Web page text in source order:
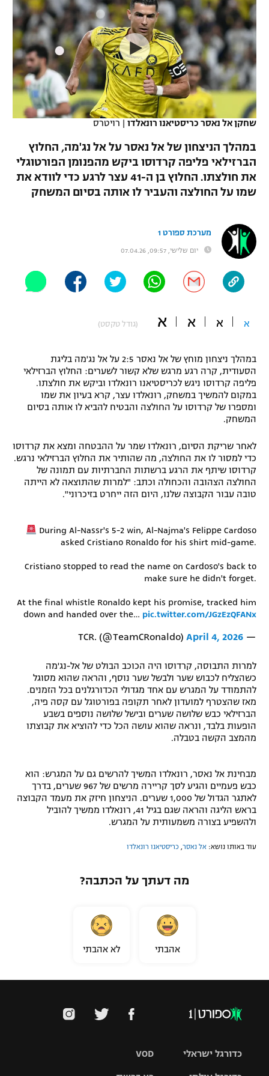
VOD
רץ ברשת
תוצאות
לוח שידורים
"מעל הליגה" – פודקאסט
"מחצית בשכונה" – פודקאסט
משתתפים וזוכים בפרסים
תקנון משתתפים וזוכים בפרסים
תקנון עבור פעילות אלקטרה
תקנון עבור פעילות ספורט 1 – "מרלן"
טניס
גיימינג E-Sports
תנאי שימוש
מדיניות פרטיות
תקנון פעילות ספורט 1
הצטרפות לחבילת הערוצים
לוח דרושים – ג'ובנט
תגיות
המגזין
נבחרת ישראל
מכבי חיפה
בית"ר ירושלים
מכבי תל אביב
הפועל תל אביב
הפועל חיפה
הפועל באר שבע
בני יהודה
ליגה ספרדית
ליגה איטלקית
ליגה צרפתית
ליגה הולנדית
ליגה טורקית
ליגה סינית
ליגות נוספות
כדורסל נשים
מכבי תל אביב
הפועל חולון
הפועל ירושלים
דני אבדיה
יורוליג
יורוקאפ
טניס
כדוריד
כדורעף
שחייה
ג'ודו
אגרוף
UFC
אופניים
ספורט מוטורי
פוטבול אמריקאי NFL
בייסבול MLB
אומנויות לחימה
גיימינג E-Sports
שחקן אל נאסר כריסטיאנו רונאלדו | רויטרס
במהלך הניצחון של אל נאסר על אל נג'מה, החלוץ
הברזילאי פליפה קרדוסו ביקש מהפנומן הפורטוגלי
את חולצתו. החלוץ בן ה-41 עצר לרגע כדי לוודא את
שמו על החולצה והעביר לו אותה בסיום המשחק
מערכת ספורט 1
יום שלישי, 09:57, 07.04.26
א א א א (גודל טקסט)
במהלך ניצחון מוחץ של אל נאסר 2:5 על אל נג'מה בליגת
הסעודית, קרה רגע מרגש שלא קשור לשערים: החלוץ הברזילאי
פליפה קרדוסו ניגש לכריסטיאנו רונאלדו וביקש את חולצתו.
במקום להמשיך במשחק, רונאלדו עצר, קרא בעיון את שמו
ומספרו של קרדוסו על החולצה והבטיח להביא לו אותה בסיום
המשחק.
לאחר שריקת הסיום, רונאלדו שמר על ההבטחה ומצא את קרדוסו
כדי למסור לו את החולצה, מה שהותיר את החלוץ הברזילאי נרגש.
קרדוסו שיתף את הרגע ברשתות החברתיות עם תמונה של
החולצה הצהובה והכחולה וכתב: "למרות שהתוצאה לא הייתה
טובה עבור הקבוצה שלנו, היום הזה ייחרט בזיכרוני".
During Al-Nassr's 5-2 win, Al-Najma's Felippe Cardoso
asked Cristiano Ronaldo for his shirt mid-game.
​Cristiano stopped to read the name on Cardoso's back to
make sure he didn't forget.
At the final whistle Ronaldo kept his promise, tracked him
down and handed over the… pic.twitter.com/JGzEzQFANx
— TCR. (@TeamCRonaldo)
April 4, 2026
למרות התבוסה, קרדוסו היה הכוכב הבולט של אל-נג'מה
כשהצליח לכבוש שער ולבשל שער נוסף, והראה שהוא מסוגל
להתמודד על המגרש עם אחד מגדולי הכדורגלנים בכל הזמנים.
מאז שהצטרף למועדון לאחר תקופה בפורטוגל עם קסה פיה,
הברזילאי כבש שלושה שערים ובישל שלושה נוספים בשבע
הופעות בלבד, ונראה שהוא עושה הכל כדי להוציא את קבוצתו
מהמצב הקשה בטבלה.
מבחינת אל נאסר, רונאלדו המשיך להרשים גם על המגרש: הוא
כבש פעמיים והגיע לסך קריירה מרשים של 967 שערים, בדרך
לאתגר הגדול של 1,000 שערים. הניצחון חיזק את מעמד הקבוצה
בראש הליגה והראה שגם בגיל 41, רונאלדו ממשיך להוביל
ולהשפיע בצורה משמעותית על המגרש.
עוד באותו נושא: אל נאסר, כריסטיאנו רונאלדו
מה דעתך על הכתבה?
אהבתי לא אהבתי
VOD כדורגל ישראלי